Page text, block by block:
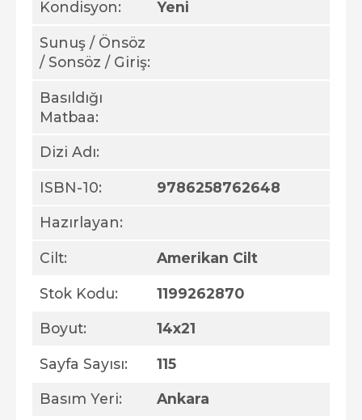
Kondisyon: Yeni
Sunuş / Önsöz
/ Sonsöz / Giriş:
Basıldığı
Matbaa:
Dizi Adı:
ISBN-10: 9786258762648
Hazırlayan:
Cilt: Amerikan Cilt
Stok Kodu: 1199262870
Boyut: 14x21
Sayfa Sayısı: 115
Basım Yeri: Ankara